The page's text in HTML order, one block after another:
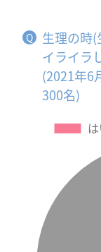
生理の時
イライラ
(2021年6
300名)